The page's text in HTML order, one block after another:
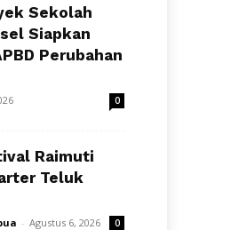
Sekolah
Siapkan
Perubahan
0
Raimuti
Teluk
- Agustus 6, 2026 0